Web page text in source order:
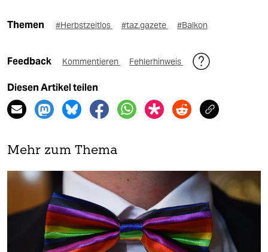
Themen #Herbstzeitlos #taz.gazete #Balkon
Feedback Kommentieren Fehlerhinweis
Diesen Artikel teilen
Mehr zum Thema